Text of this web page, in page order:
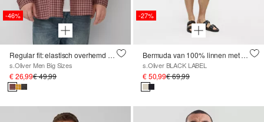
-46%
Regular fit: elastisch overhemd met knoopsluiting en geruit patroon
s.Oliver Men Big Sizes
€ 26,99€ 49,99
-27%
Bermuda van 100% linnen met elastische tailleband
s.Oliver BLACK LABEL
€ 50,99€ 69,99